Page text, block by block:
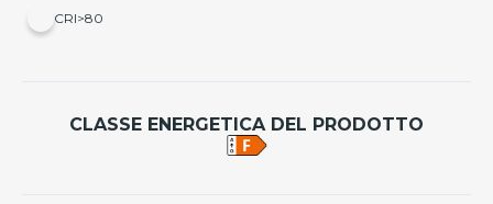
CRI>80
CLASSE ENERGETICA DEL PRODOTTO